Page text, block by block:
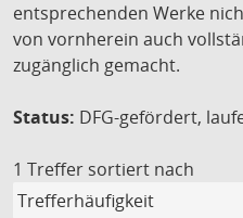
entsprechenden Werke
von vornherein auch
zugänglich gemacht.
Status: DFG-gefördert,
1 Treffer sortiert nach